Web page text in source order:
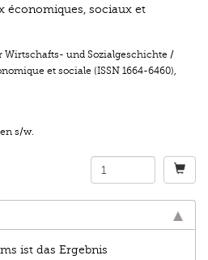
économiques, sociaux et
und Sozialgeschichte /
et sociale (ISSN 1664-6460),
s/w.
ist das Ergebnis